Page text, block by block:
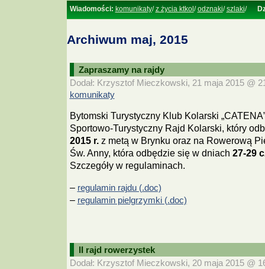
Wiadomości: komunikaty/z życia ktkol /odznaki/szlaki/
Archiwum maj, 2015
Zapraszamy na rajdy
Dodał: Krzysztof Mieczkowski, 21 maja 2015 @
komunikaty
Bytomski Turystyczny Klub Kolarski
Sportowo-Turystyczny Rajd Kolarski, który
2015 r.z metą w Brynku oraz na Rowerową
Św. Anny, która odbędzie się w dniach 27-29
Szczegóły w regulaminach.
– regulamin rajdu (.doc)
– regulamin pielgrzymki (.doc)
II rajd rowerzystek
Dodał: Krzysztof Mieczkowski, 20 maja 2015 @